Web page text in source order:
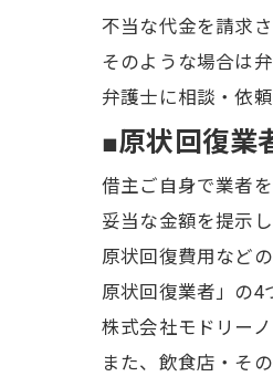
不当な代金を請求
そのような場合は
弁護士に相談・依
■原状回復業
借主ご自身で業者
妥当な金額を提示
原状回復費用など
原状回復業者」の4
株式会社モドリー
また、飲食店・そ